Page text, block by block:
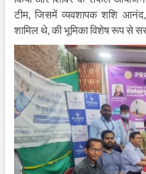
टीम, जिसमें व्यवशापक शशि आनंद,
शामिल थे, की भूमिका विशेष रूप से